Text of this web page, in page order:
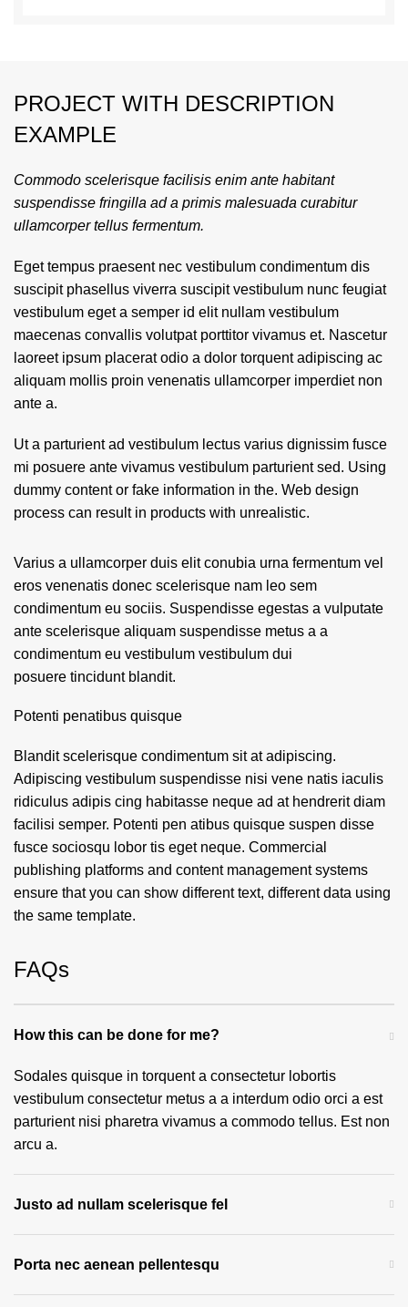
PROJECT WITH DESCRIPTION
EXAMPLE
Commodo scelerisque facilisis enim ante habitant
suspendisse fringilla ad a primis malesuada curabitur
ullamcorper tellus fermentum.
Eget tempus praesent nec vestibulum condimentum dis
suscipit phasellus viverra suscipit vestibulum nunc feugiat
vestibulum eget a semper id elit nullam vestibulum
maecenas convallis volutpat porttitor vivamus et. Nascetur
laoreet ipsum placerat odio a dolor torquent adipiscing ac
aliquam mollis proin venenatis ullamcorper imperdiet non
ante a.
Ut a parturient ad vestibulum lectus varius dignissim fusce
mi posuere ante vivamus vestibulum parturient sed. Using
dummy content or fake information in the. Web design
process can result in products with unrealistic.
Varius a ullamcorper duis elit conubia urna fermentum vel
eros venenatis donec scelerisque nam leo sem
condimentum eu sociis. Suspendisse egestas a vulputate
ante scelerisque aliquam suspendisse metus a a
condimentum eu vestibulum vestibulum dui
posuere tincidunt blandit.
Potenti penatibus quisque
Blandit scelerisque condimentum sit at adipiscing.
Adipiscing vestibulum suspendisse nisi vene natis iaculis
ridiculus adipis cing habitasse neque ad at hendrerit diam
facilisi semper. Potenti pen atibus quisque suspen disse
fusce sociosqu lobor tis eget neque. Commercial
publishing platforms and content management systems
ensure that you can show different text, different data using
the same template.
FAQs
How this can be done for me?
Sodales quisque in torquent a consectetur lobortis
vestibulum consectetur metus a a interdum odio orci a est
parturient nisi pharetra vivamus a commodo tellus. Est non
arcu a.
Justo ad nullam scelerisque fel
Porta nec aenean pellentesqu